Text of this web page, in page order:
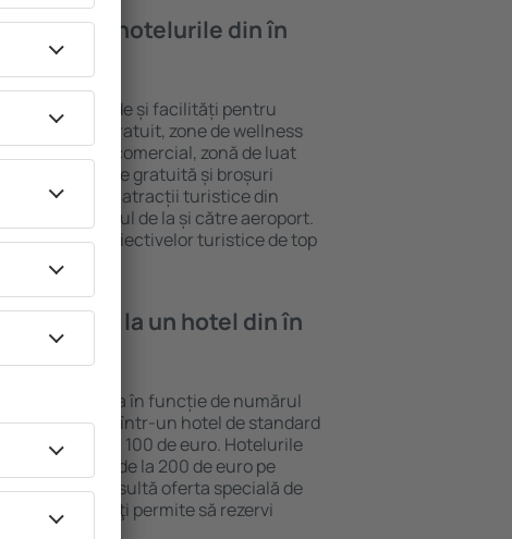
găsi ȋn hotelurile din în
standarde și facilități pentru
sunt Wi-Fi gratuit, zone de wellness
centru comercial, zonă de luat
copii, parcare gratuită și broșuri
interesante atracții turistice din
și transferul de la și către aeroport.
vizitarea obiectivelor turistice de top
de cazare la un hotel din în
poate varia în funcție de numărul
O noapte într-un hotel de standard
50 până la 100 de euro. Hotelurile
ȋncepând de la 200 de euro pe
ieftină, consultă oferta specială de
care ȋţi permite să rezervi